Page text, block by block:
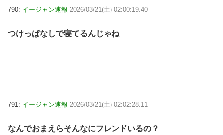
790: イージャン速報 2026/03/21(土) 02:00:19.40
つけっぱなしで寝てるんじゃね
791: イージャン速報 2026/03/21(土) 02:02:28.11
なんでおまえらそんなにフレンドいるの？